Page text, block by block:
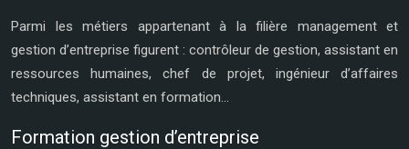
Parmi les métiers appartenant à la filière management et
gestion d’entreprise figurent : contrôleur de gestion, assistant en
ressources humaines, chef de projet, ingénieur d’affaires
techniques, assistant en formation…
Formation gestion d’entreprise